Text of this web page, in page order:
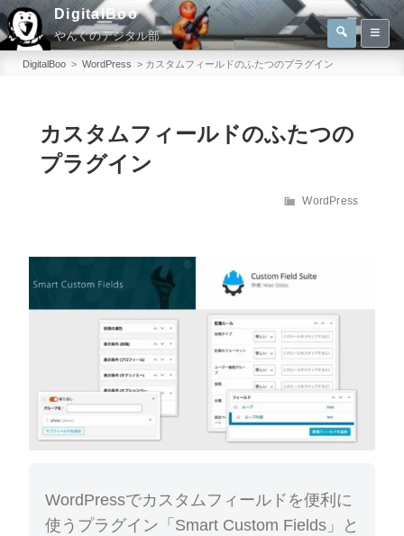
コ
ン
DigitalBoo
やんぐのデジタル部
検
検
索
DigitalBoo > WordPress > カスタムフィールドのふたつのプラグイン
カスタムフィールドのふたつの
プラグイン
カ
WordPress
WordPressでカスタムフィールドを便利に
使うプラグイン「Smart Custom Fields」と